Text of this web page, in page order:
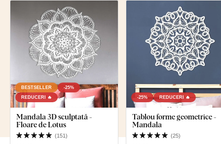
BESTSELLER
-25%
REDUCERI 🔥
Mandala 3D sculptată -
Floare de Lotus
(151)
-25% REDUCERI 🔥
Tablou forme geometrice -
Mandala
(25)